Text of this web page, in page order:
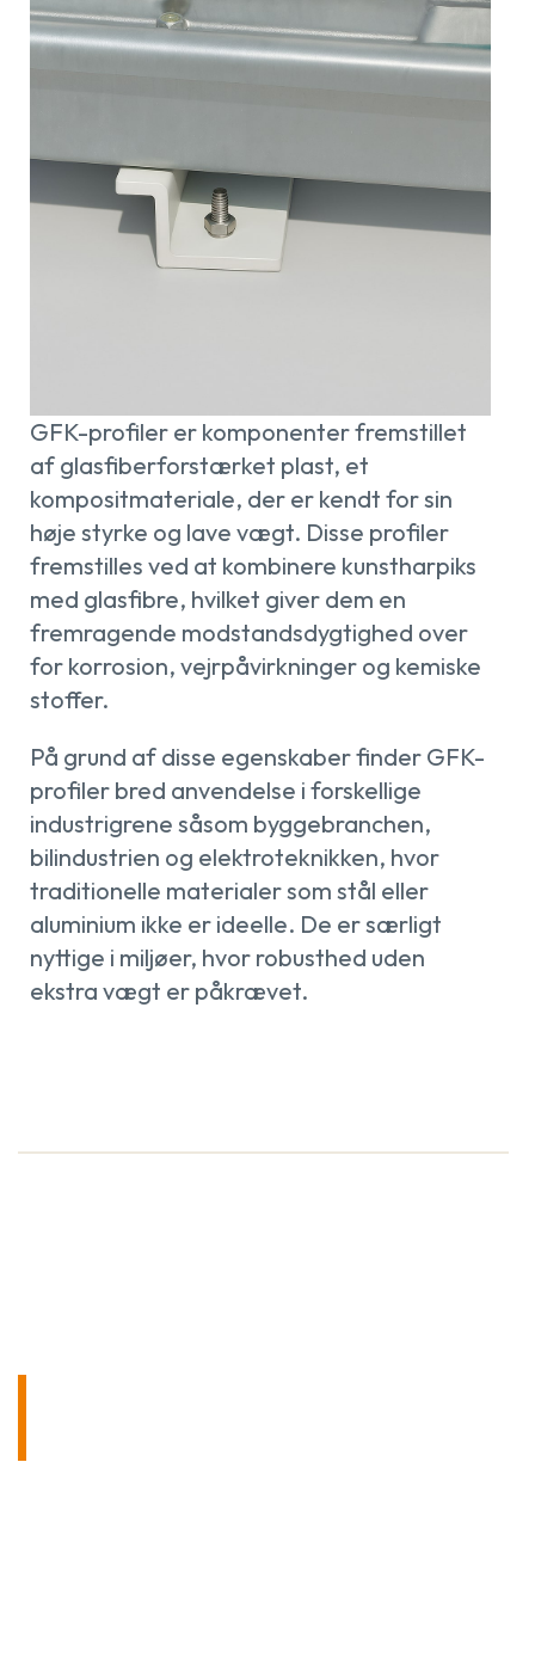
GFK-profiler er komponenter fremstillet
af glasfiberforstærket plast, et
kompositmateriale, der er kendt for sin
høje styrke og lave vægt. Disse profiler
fremstilles ved at kombinere kunstharpiks
med glasfibre, hvilket giver dem en
fremragende modstandsdygtighed over
for korrosion, vejrpåvirkninger og kemiske
stoffer.
På grund af disse egenskaber finder GFK-
profiler bred anvendelse i forskellige
industrigrene såsom byggebranchen,
bilindustrien og elektroteknikken, hvor
traditionelle materialer som stål eller
aluminium ikke er ideelle. De er særligt
nyttige i miljøer, hvor robusthed uden
ekstra vægt er påkrævet.